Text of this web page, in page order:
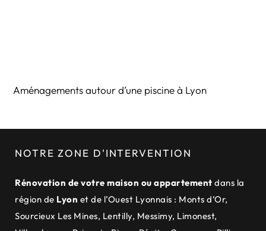
Aménagements autour d’une piscine à Lyon
NOTRE ZONE D'INTERVENTION
Rénovation de votre maison ou appartement dans la
région de Lyon et de l’Ouest Lyonnais : Monts d’Or,
Sourcieux Les Mines, Lentilly, Messimy, Limonest,